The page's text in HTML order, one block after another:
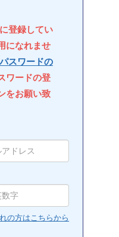
登録してい
になれませ
パスワードの
ワードの登
をお願い致
の方はこちらから